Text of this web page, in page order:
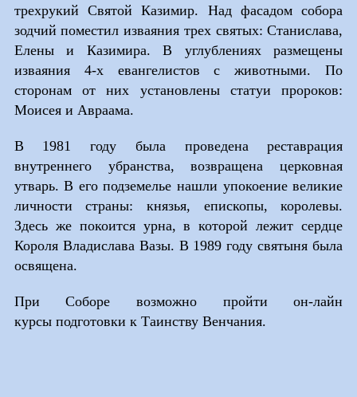
трехрукий Святой Казимир. Над фасадом собора
зодчий поместил изваяния трех святых: Станислава,
Елены и Казимира. В углублениях размещены
изваяния 4-х евангелистов с животными. По
сторонам от них установлены статуи пророков:
Моисея и Авраама.
В 1981 году была проведена реставрация
внутреннего убранства, возвращена церковная
утварь. В его подземелье нашли упокоение великие
личности страны: князья, епископы, королевы.
Здесь же покоится урна, в которой лежит сердце
Короля Владислава Вазы. В 1989 году святыня была
освящена.
При Соборе возможно пройти он-лайн
курсы подготовки к Таинству Венчания.